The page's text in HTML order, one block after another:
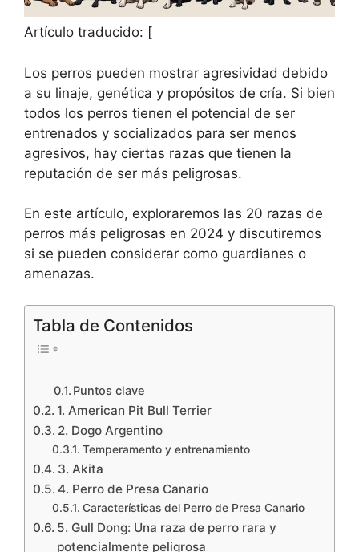
Artículo traducido: [
Los perros pueden mostrar agresividad debido
a su linaje, genética y propósitos de cría. Si bien
todos los perros tienen el potencial de ser
entrenados y socializados para ser menos
agresivos, hay ciertas razas que tienen la
reputación de ser más peligrosas.
En este artículo, exploraremos las 20 razas de
perros más peligrosas en 2024 y discutiremos
si se pueden considerar como guardianes o
amenazas.
Tabla de Contenidos
Puntos clave
1. American Pit Bull Terrier
2. Dogo Argentino
Temperamento y entrenamiento
3. Akita
4. Perro de Presa Canario
Características del Perro de Presa Canario
5. Gull Dong: Una raza de perro rara y
potencialmente peligrosa